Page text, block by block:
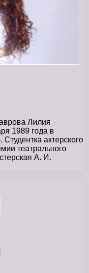
Лилия
1989 года в
актерского
театрального
А. И.